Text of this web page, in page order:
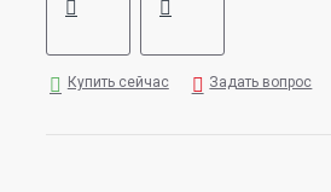
Купить сейчас Задать вопрос